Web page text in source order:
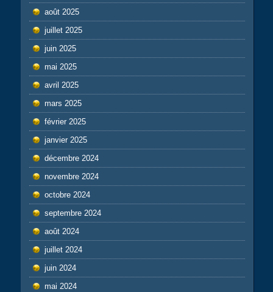
août 2025
juillet 2025
juin 2025
mai 2025
avril 2025
mars 2025
février 2025
janvier 2025
décembre 2024
novembre 2024
octobre 2024
septembre 2024
août 2024
juillet 2024
juin 2024
mai 2024